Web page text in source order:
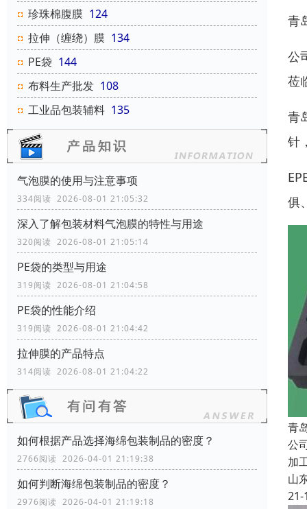
珍珠棉腹膜 124
拉伸（缠绕）膜 134
PE袋 144
布料生产批发 108
工业品包装辅料 135
气泡膜的使用与注意事项
334阅读 2026-08-01 21:05:32
深入了解包装材料气泡膜的特性与用途
320阅读 2026-08-01 21:05:14
PE袋的类型与用途
319阅读 2026-08-01 21:04:58
‌‌‌PE袋的性能介绍
319阅读 2026-08-01 21:04:42
拉伸膜的产品特点
314阅读 2026-08-01 21:04:22
如何根据产品选择海绵包装制品的密度？
2766阅读 2026-04-01 21:19:38
如何判断海绵包装制品的密度？
2976阅读 2026-04-01 21:19:18
青
公
莅
青
针
俱
青
公
加
山
21-